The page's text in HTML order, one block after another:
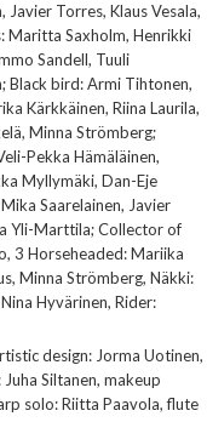
Javier Torres, Klaus Vesala,
Maritta Saxholm, Henrikki
Sandell, Tuuli
Black bird: Armi Tihtonen,
Kärkkäinen, Riina Laurila,
Minna Strömberg;
Pekka Hämäläinen,
Myllymäki, Dan-Eje
Saarelainen, Javier
Yli-Marttila; Collector of
3 Horseheaded: Mariika
Minna Strömberg, Näkki:
Hyvärinen, Rider:
design: Jorma Uotinen,
Siltanen, makeup
solo: Riitta Paavola, flute